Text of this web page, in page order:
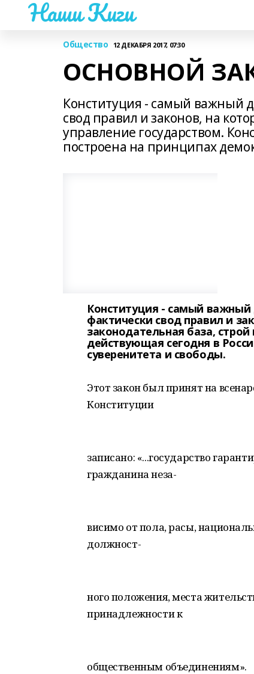
Наши Киги
Общество 12 ДЕКАБРЯ 2017, 07:30
ОСНОВНОЙ
Конституция - самый важный
свод правил и законов, на
управление государством.
построена на принципах
Конституция - самый важный
фактически свод правил и
законодательная база,
действующая сегодня в
суверенитета и свободы.
Этот закон был принят на
Конституции
записано: «...государство
гражданина неза-
висимо от пола, расы,
должност-
ного положения, места
принадлежности к
общественным объединениям».